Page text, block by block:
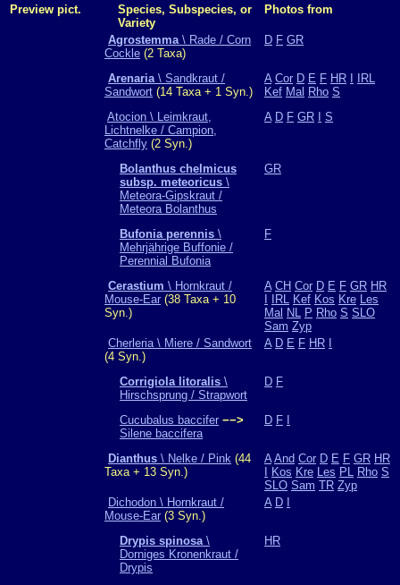
Preview pict.
Species, Subspecies, or
Variety
Photos from
Agrostemma\ Rade / Corn
Cockle (2 Taxa)
D F GR
Arenaria\ Sandkraut /
Sandwort (14 Taxa + 1 Syn.)
A Cor D E F HR
IRL
Kef Mal Rho S
Atocion \ Leimkraut,
Lichtnelke / Campion,
Catchfly (2 Syn.)
A D F GR S
Bolanthus chelmicus
subsp. meteoricus \
Meteora-Gipskraut /
Meteora Bolanthus
GR
Bufonia perennis \
Mehrjährige Buffonie /
Perennial Bufonia
F
Cerastium \ Hornkraut /
Mouse-Ear (38 Taxa + 10
Syn.)
A CH Cor D E F GR HR
IRL Kef Kos Kre Les
Mal NL P Rho S SLO
Sam Zyp
Cherleria \ Miere / Sandwort
(4 Syn.)
A D E F HR
Corrigiola litoralis \
Hirschsprung / Strapwort
D F
Cucubalus baccifer −−>
Silene baccifera
D F
Dianthus \ Nelke / Pink (44
Taxa + 13 Syn.)
A And Cor D E F GR HR
Kos Kre Les PL Rho S
SLO Sam TR Zyp
Dichodon \ Hornkraut /
Mouse-Ear (3 Syn.)
A D
Drypis spinosa\
Dorniges Kronenkraut /
Drypis
HR